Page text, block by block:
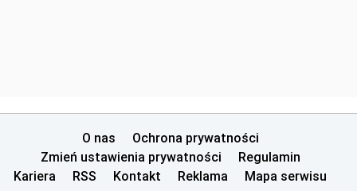
O nas
Ochrona prywatności
Zmień ustawienia prywatności
Regulamin
Kariera
RSS Kontakt Reklama Mapa serwisu